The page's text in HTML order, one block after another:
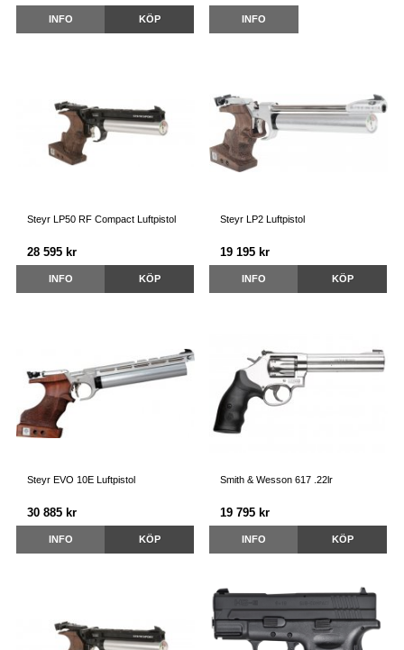
INFO KÖP INFO
Steyr LP50 RF Compact Luftpistol
28 595 kr
INFO KÖP
Steyr LP2 Luftpistol
19 195 kr
INFO KÖP
Steyr EVO 10E Luftpistol
30 885 kr
INFO KÖP
Smith & Wesson 617 .22lr
19 795 kr
INFO KÖP